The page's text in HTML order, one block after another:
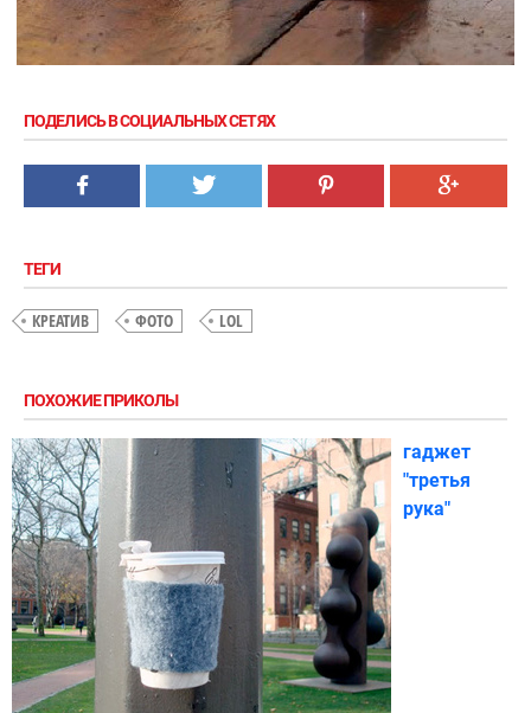
ПОДЕЛИСЬ В СОЦИАЛЬНЫХ СЕТЯХ
ТЕГИ
КРЕАТИВ ФОТО LOL
ПОХОЖИЕ ПРИКОЛЫ
гаджет
"третья
рука"